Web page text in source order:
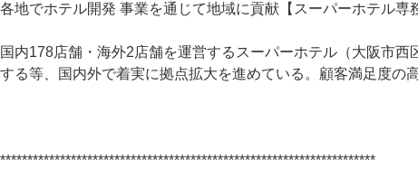
各地でホテル開発 事業を通じて地域に貢献【スーパーホテル専
国内178店舗・海外2店舗を運営するスーパーホテル（大阪市
する等、国内外で着実に拠点拡大を進めている。顧客満足度の
*********************************************************************